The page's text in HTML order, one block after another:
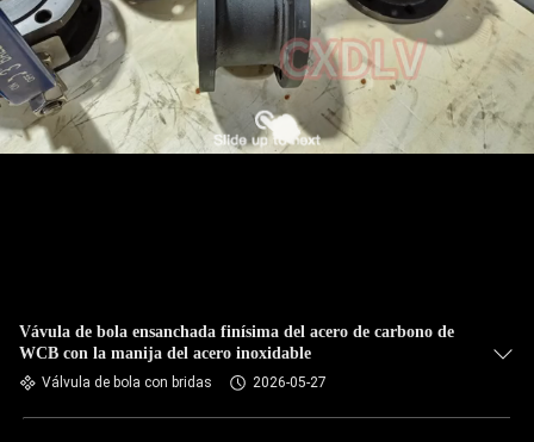
Vávula de bola ensanchada finísima del acero de carbono de
WCB con la manija del acero inoxidable
Válvula de bola con bridas 2026-05-27